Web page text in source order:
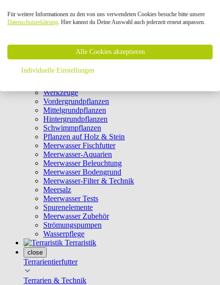
UV-Klärer
Dekoration
Ablaichkästen
Sonstiges
Thermometer
Werkzeuge
Vordergrundpflanzen
Mittelgrundpflanzen
Hintergrundpflanzen
Schwimmpflanzen
Pflanzen auf Holz & Stein
Meerwasser Fischfutter
Meerwasser-Aquarien
Meerwasser Beleuchtung
Meerwasser Bodengrund
Meerwasser-Filter & Technik
Meersalz
Meerwasser Tests
Spurenelemente
Meerwasser Zubehör
Strömungspumpen
Wasserpflege
Terraristik
close
Terrarientierfutter
Terrarien & Technik
Für weitere Informationen zu den von uns verwendeten Cookies besuche bitte unsere
Datenschutzerklärung. Hier kannst du Deine Auswahl auch jederzeit erneut anpassen.
Alle Cookies akzeptieren
Individuelle Einstellungen